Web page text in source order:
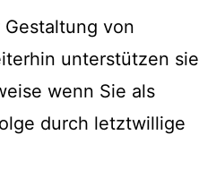
von
unterstützen sie
wenn Sie als
durch letztwillige